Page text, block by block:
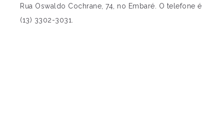
Rua Oswaldo Cochrane, 74, no Embaré. O telefone é
(13) 3302-3031.